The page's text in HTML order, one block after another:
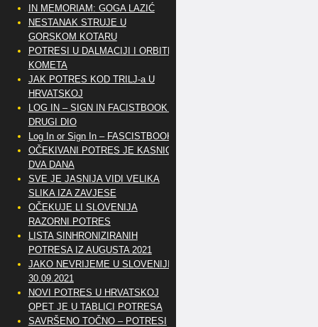
IN MEMORIAM: GOGA LAZIĆ
NESTANAK STRUJE U
GORSKOM KOTARU
POTRESI U DALMACIJI I ORBITE
KOMETA
JAK POTRES KOD TRILJ-a U
HRVATSKOJ
LOG IN – SIGN IN FACISTBOOK –
DRUGI DIO
Log In or Sign In – FASCISTBOOK
OČEKIVANI POTRES JE KASNIO
DVA DANA
SVE JE JASNIJA VIDI VELIKA
SLIKA IZA ZAVJESE
OČEKUJE LI SLOVENIJA
RAZORNI POTRES
LISTA SINHRONIZIRANIH
POTRESA IZ AUGUSTA 2021
JAKO NEVRIJEME U SLOVENIJI
30.09.2021
NOVI POTRES U HRVATSKOJ
OPET JE U TABLICI POTRESA
SAVRŠENO TOČNO – POTRESI